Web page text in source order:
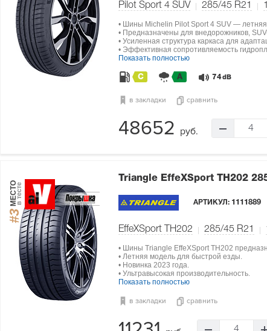
Pilot Sport 4 SUV 285/45 R21
• Шины Michelin Pilot Sport 4 SUV —
• Предназначены для внедорожников,
• Усиленная структура каркаса для
• Эффективная сопротивляемость
Показать полностью
C A 74dB
в закладки сравнить
48652 руб. 4
#3
МЕСТОв тесте
Triangle EffeXSport TH202
АРТИКУЛ: 1111889
EffeXSport TH202 285/45 R21
• Шины Triangle EffeXSport TH202
• Летняя модель для быстрой езды.
• Новинка 2023 года.
• Ультравысокая производительность.
Показать полностью
в закладки сравнить
4